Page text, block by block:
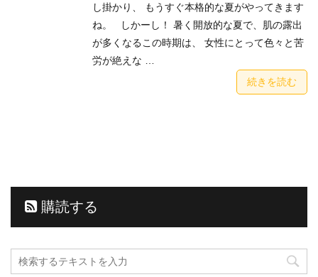
し掛かり、 もうすぐ本格的な夏がやってきます
ね。 しかーし！ 暑く開放的な夏で、肌の露出
が多くなるこの時期は、 女性にとって色々と苦
労が絶えな …
続きを読む
購読する